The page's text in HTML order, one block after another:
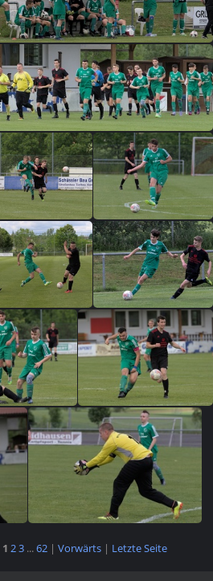
1 23 ...62 | Vorwärts | Letzte Seite